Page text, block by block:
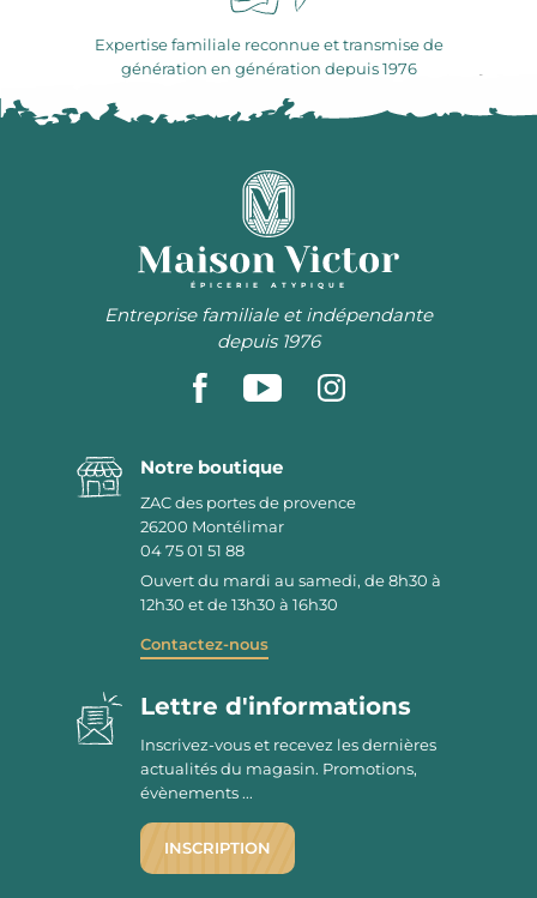
Expertise familiale reconnue et transmise de
génération en génération depuis 1976
ÉPICERIE ATYPIQUE
Entreprise familiale et indépendante
depuis 1976
Notre boutique
ZAC des portes de provence
26200 Montélimar
04 75 01 51 88
Ouvert du mardi au samedi, de 8h30 à
12h30 et de 13h30 à 16h30
Contactez-nous
Lettre d'informations
Inscrivez-vous et recevez les dernières
actualités du magasin. Promotions,
évènements ...
INSCRIPTION